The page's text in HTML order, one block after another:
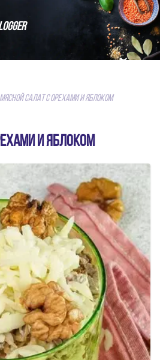
ЕДЕ
СПЕЦИАЛЬНО
от обычных
а лучшие из них
в первую очередь!
Мясной салат с орехами и яблоком
и яблоком